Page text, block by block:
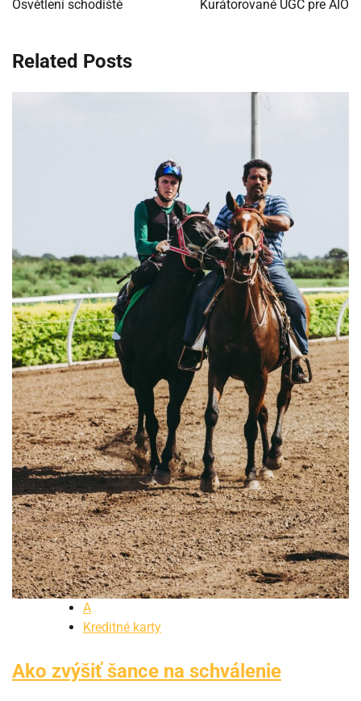
Osvětlení schodiště
Kurátorované UGC pre AIO
Related Posts
A
Kreditné karty
Ako zvýšiť šance na schválenie